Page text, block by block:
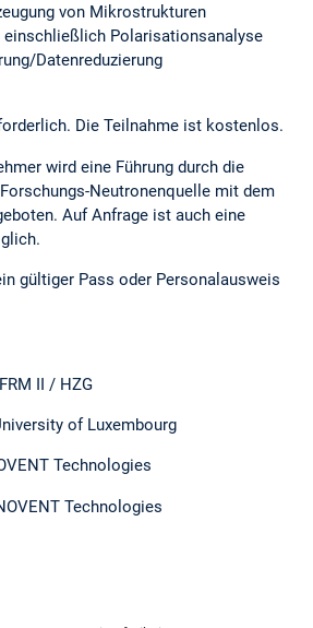
von Mikrostrukturen
einschließlich Polarisationsanalyse
Datenreduzierung
Die Teilnahme ist kostenlos.
wird eine Führung durch die
Neutronenquelle mit dem
Auf Anfrage ist auch eine
gültiger Pass oder Personalausweis
II / HZG
of Luxembourg
Technologies
Technologies